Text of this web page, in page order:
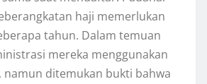
haji memerlukan
tahun. Dalam temuan
mereka menggunakan
namun ditemukan bukti bahwa